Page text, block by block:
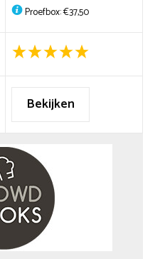
Proefbox: €37,50
Bekijken